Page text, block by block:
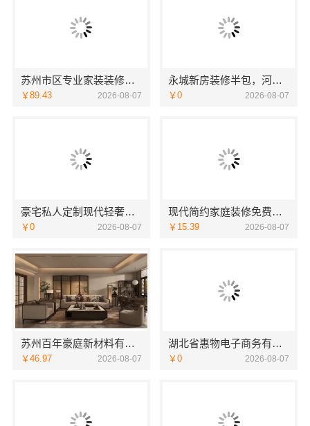
苏州市区专业家装装修多少钱咨询苏州百年豪庭新材料有限公司
￥89.43 2026-08-07
永城新房装修半包，河南璟臻环保建材有限公司省心选择
￥0 2026-08-07
豪宅私人定制现代轻奢流程-江苏东钢金属家居有限公司
￥0 2026-08-07
现代简约家庭装修免费设计落地福建尚艺空间新材料科技有限公司
￥15.39 2026-08-07
苏州百年豪庭新材料有限公司相城靠谱家装就近服务
￥46.97 2026-08-07
湖北省惠物电子商务有限公司小型生鲜食品代理商价格
￥0 2026-08-07